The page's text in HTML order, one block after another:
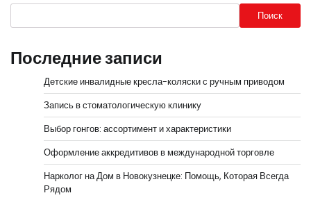
Поиск
Последние записи
Детские инвалидные кресла-коляски с ручным приводом
Запись в стоматологическую клинику
Выбор гонгов: ассортимент и характеристики
Оформление аккредитивов в международной торговле
Нарколог на Дом в Новокузнецке: Помощь, Которая Всегда
Рядом